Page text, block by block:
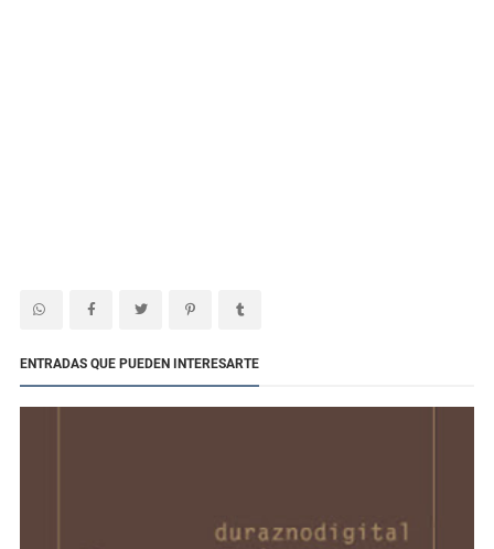
ENTRADAS QUE PUEDEN INTERESARTE